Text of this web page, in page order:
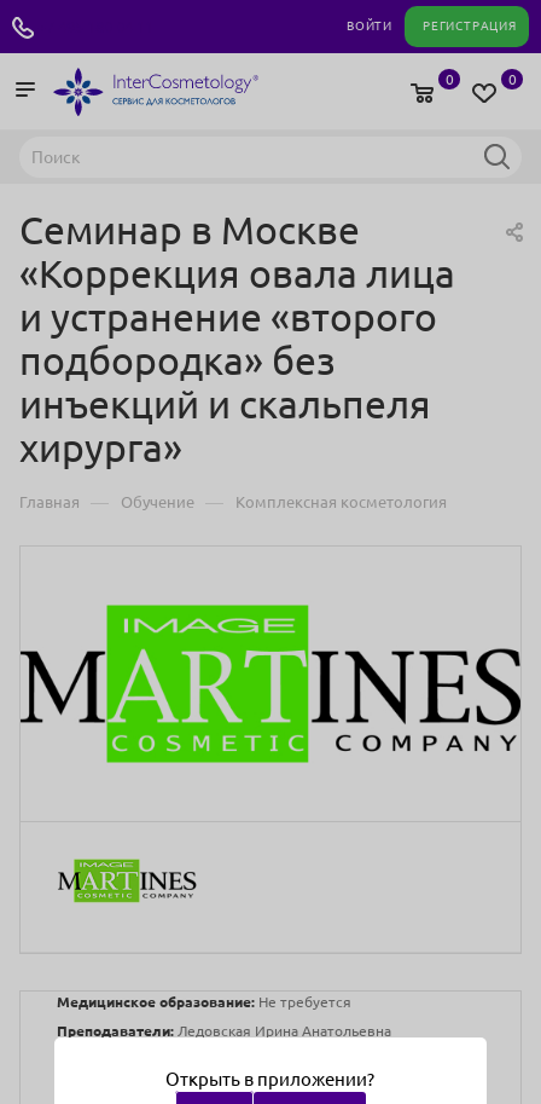
ВОЙТИ РЕГИСТРАЦИЯ
0
0
Семинар в Москве
«Коррекция овала лица
и устранение «второго
подбородка» без
инъекций и скальпеля
хирурга»
Главная — Обучение — Комплексная косметология
Медицинское образование: Не требуется
Преподаватели: Ледовская Ирина Анатольевна
специалист учебно-методического центра Мартинес Имидж.
Открыть в приложении?